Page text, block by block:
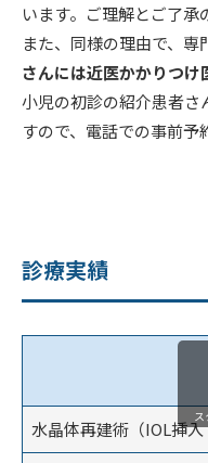
います。ご理解とご了承
また、同様の理由で、専
さんには近医かかりつけ
小児の初診の紹介患者さ
すので、電話での事前予
診療実績
水晶体再建術（IOL挿